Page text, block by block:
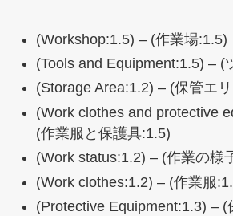
(Workshop:1.5) – (作業場:1.5)
(Tools and Equipment:1.5) – (
(Storage Area:1.2) – (保管エ
(Work clothes and protective
(作業服と保護具:1.5)
(Work status:1.2) – (作業の様
(Work clothes:1.2) – (作業服
(Protective Equipment:1.3) – (